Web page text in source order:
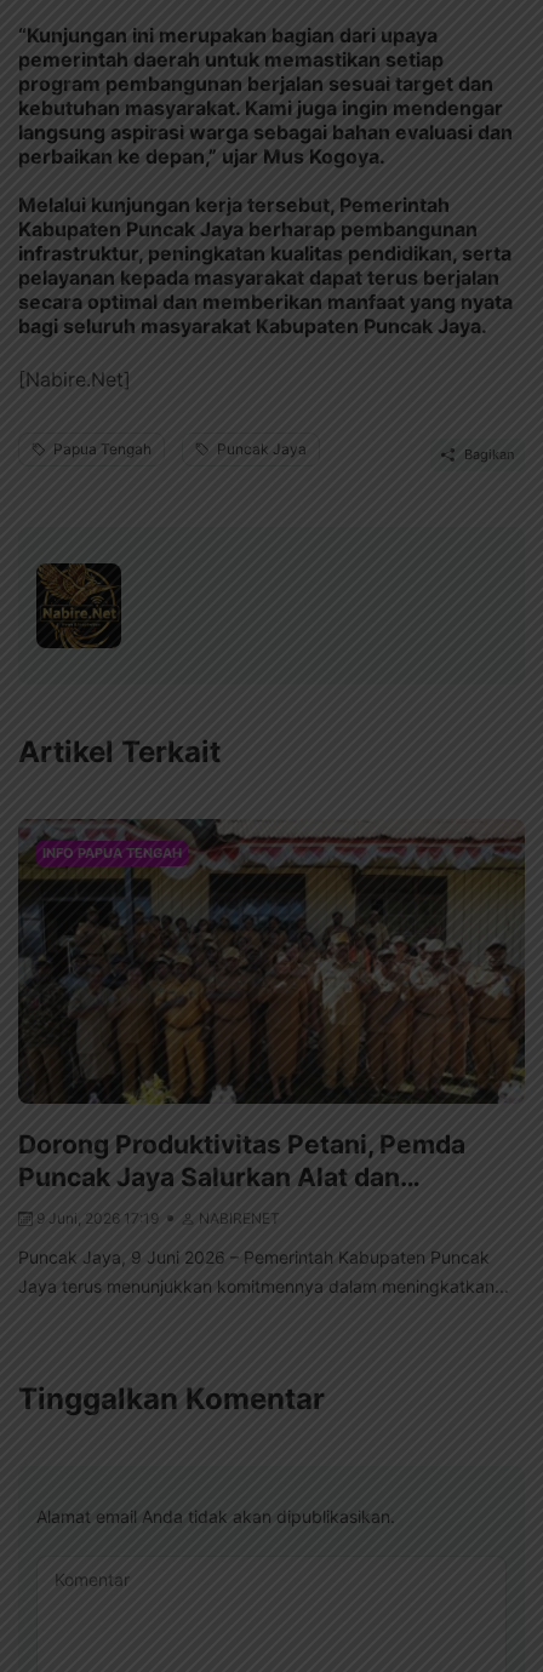
“Kunjungan ini merupakan bagian dari upaya
pemerintah daerah untuk memastikan setiap
program pembangunan berjalan sesuai target dan
kebutuhan masyarakat. Kami juga ingin mendengar
langsung aspirasi warga sebagai bahan evaluasi dan
perbaikan ke depan,” ujar Mus Kogoya.
Melalui kunjungan kerja tersebut, Pemerintah
Kabupaten Puncak Jaya berharap pembangunan
infrastruktur, peningkatan kualitas pendidikan, serta
pelayanan kepada masyarakat dapat terus berjalan
secara optimal dan memberikan manfaat yang nyata
bagi seluruh masyarakat Kabupaten Puncak Jaya.
[Nabire.Net]
Papua Tengah Puncak Jaya Bagikan
Artikel Terkait
INFO PAPUA TENGAH
Dorong Produktivitas Petani, Pemda
Puncak Jaya Salurkan Alat dan…
9 Juni, 2026 17:19 NABIRENET
Puncak Jaya, 9 Juni 2026 – Pemerintah Kabupaten Puncak
Jaya terus menunjukkan komitmennya dalam meningkatkan...
Tinggalkan Komentar
Alamat email Anda tidak akan dipublikasikan.
Komentar